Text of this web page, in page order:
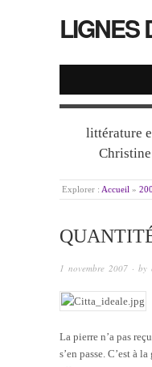
LIGNES
littérature
Explorer : Accueil »
1 novembre 2007 · by
La pierre n’a pas
s’en passe. C’est à